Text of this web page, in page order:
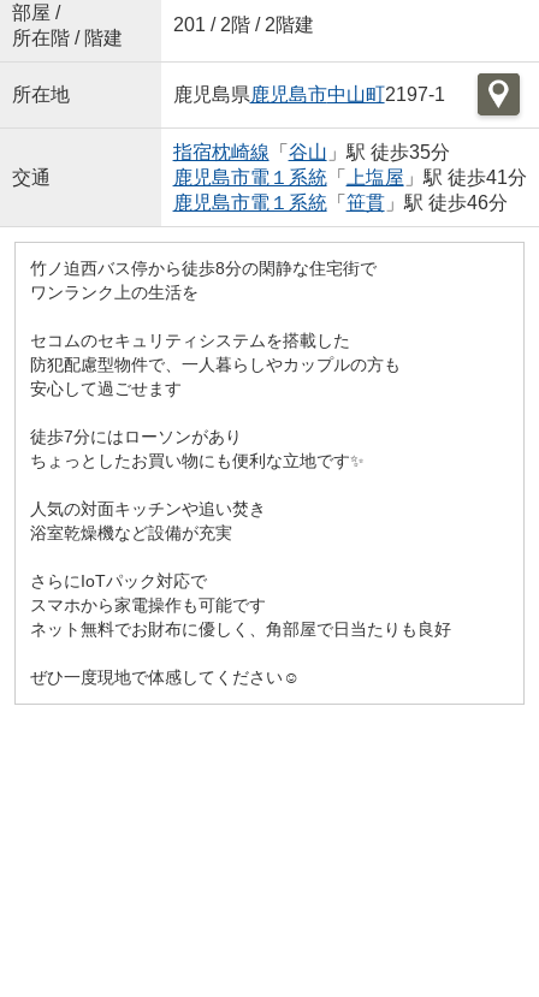
部屋 /
所在階 / 階建
201 / 2階 / 2階建
所在地 鹿児島県鹿児島市中山町2197-1
交通
指宿枕崎線 「 谷山 」駅 徒歩35分
鹿児島市電１系統「 上塩屋 」駅 徒歩41分
鹿児島市電１系統「 笹貫」駅 徒歩46分
竹ノ迫西バス停から徒歩8分の閑静な住宅街で
ワンランク上の生活を
セコムのセキュリティシステムを搭載した
防犯配慮型物件で、一人暮らしやカップルの方も
安心して過ごせます
徒歩7分にはローソンがあり
ちょっとしたお買い物にも便利な立地です✨
人気の対面キッチンや追い焚き
浴室乾燥機など設備が充実
さらにIoTパック対応で
スマホから家電操作も可能です
ネット無料でお財布に優しく、角部屋で日当たりも良好
ぜひ一度現地で体感してください☺